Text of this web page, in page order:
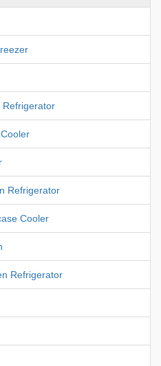
Refrigerator
Refrigerator
Cooler
Refrigerator